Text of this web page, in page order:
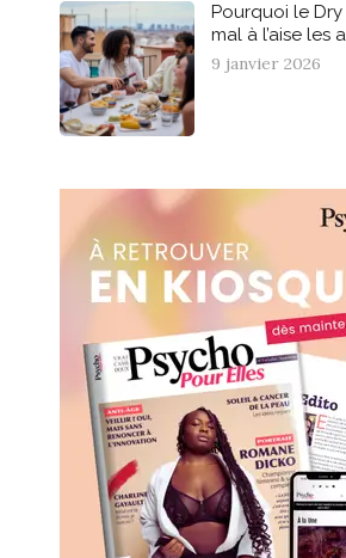
Pourquoi le
mal à l’aise les
9 janvier 2026